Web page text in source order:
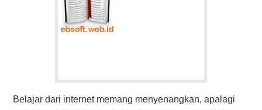
Belajar dari internet memang menyenangkan, apalagi